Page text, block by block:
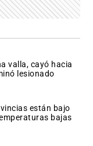
valla, cayó hacia
lesionado
están bajo
bajas